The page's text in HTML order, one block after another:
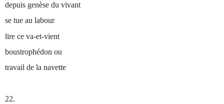
depuis genèse du vivant
se tue au labour
lire ce va-et-vient
boustrophédon ou
travail de la navette
22.